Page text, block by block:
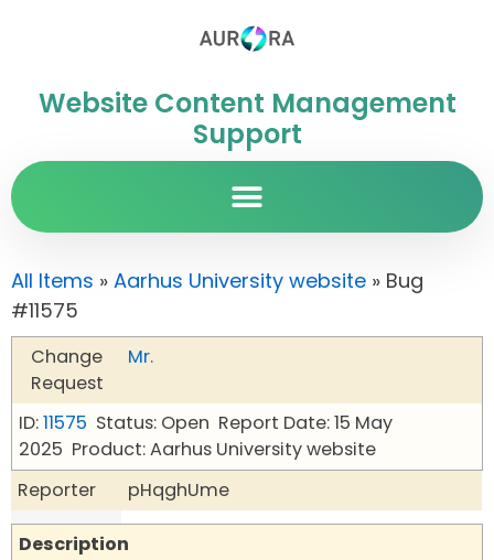
Website Content Management
Support
All Items » Aarhus University website » Bug
#11575
Change
Request
Mr.
ID:11575 Status: Open Report Date: 15 May
2025 Product: Aarhus University website
Reporter
pHqghUme
Description